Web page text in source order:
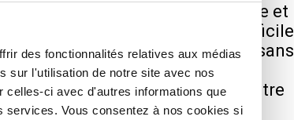
des fonctionnalités relatives aux médias
sur l'utilisation de notre site avec nos
celles-ci avec d'autres informations que
services. Vous consentez à nos cookies si
des solutions pour sortir de la rue et
et une autonomie parfois difficile
la vie à la rue, les personnes sans
S’ajoute la réticence des
liés à la différence d’âge entre